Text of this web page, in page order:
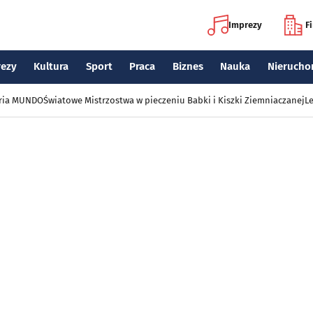
Imprezy
Kultura Sport Praca Biznes Nauka
MUNDOŚwiatowe Mistrzostwa w pieczeniu Babki i Kiszki Ziemniaczanej